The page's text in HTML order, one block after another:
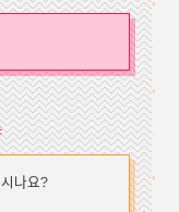
나요?